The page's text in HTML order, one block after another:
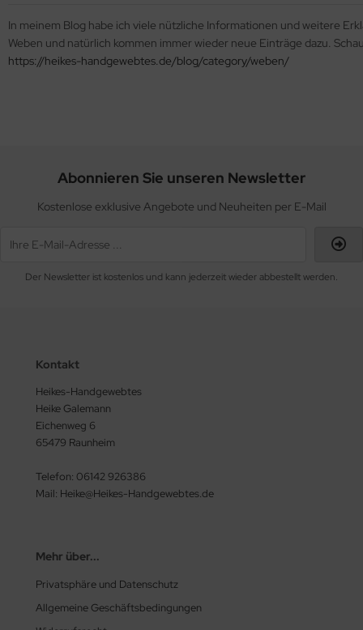
In meinem Blog habe ich viele nützliche Informationen und weitere
Weben und natürlich kommen immer wieder neue Einträge dazu.
https://heikes-handgewebtes.de/blog/category/weben/
Abonnieren Sie unseren Newsletter
Kostenlose exklusive Angebote und Neuheiten per E-Mail
Der Newsletter ist kostenlos und kann jederzeit wieder abbestellt werden.
Kontakt
Heikes-Handgewebtes
Heike Galemann
Eichenweg 6
65479 Raunheim
Telefon: 06142 926386
Mail: Heike@Heikes-Handgewebtes.de
Mehr über...
Privatsphäre und Datenschutz
Allgemeine Geschäftsbedingungen